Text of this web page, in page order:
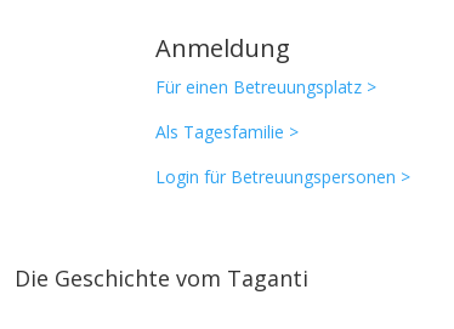
Anmeldung
Für einen Betreuungsplatz >
Als Tagesfamilie >
Login für Betreuungspersonen >
Die Geschichte vom Taganti